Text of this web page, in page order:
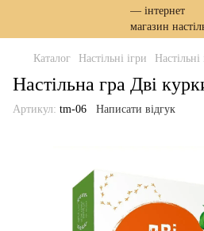
Каталог Настільні ігри
Настільна гра Дві
Артикул: tm-06 Написати відгук